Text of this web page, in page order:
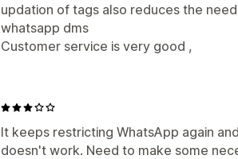
updation of tags also reduces the
whatsapp dms
Customer service is very good ,
It keeps restricting WhatsApp again
doesn't work. Need to make some